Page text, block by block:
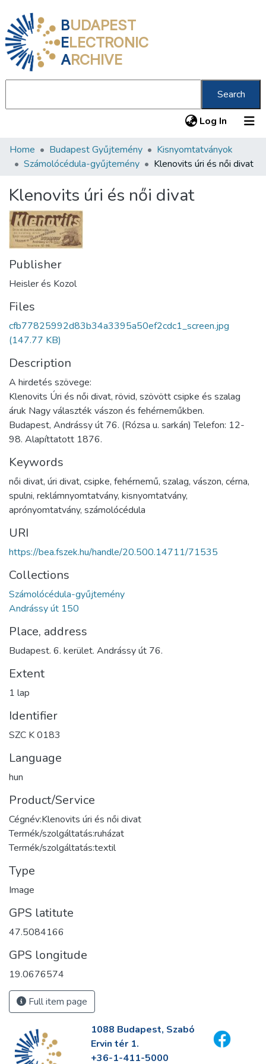
BUDAPEST
ELECTRONIC
ARCHIVE
Search
Log In (current)
Communities & Collections
Statistics
About us
Home Budapest Gyűjtemény
Kisnyomtatványok
Számolócédula-gyűjtemény
Klenovits úri és női divat
Klenovits úri és női divat
Publisher
Heisler és Kozol
Files
cfb77825992d83b34a3395a50ef2cdc1_screen.jpg
(147.77 KB)
Description
A hirdetés szövege:
Klenovits Úri és női divat, rövid, szövött csipke és szalag
áruk Nagy választék vászon és fehérneműkben.
Budapest, Andrássy út 76. (Rózsa u. sarkán) Telefon: 12-
98. Alapíttatott 1876.
Keywords
női divat, úri divat, csipke, fehérnemű, szalag, vászon, cérna,
spulni, reklámnyomtatvány, kisnyomtatvány,
aprónyomtatvány, számolócédula
URI
https://bea.fszek.hu/handle/20.500.14711/71535
Collections
Számolócédula-gyűjtemény
Andrássy út 150
Place, address
Budapest. 6. kerület. Andrássy út 76.
Extent
1 lap
Identifier
SZC K 0183
Language
hun
Product/Service
Cégnév:Klenovits úri és női divat
Termék/szolgáltatás:ruházat
Termék/szolgáltatás:textil
Type
Image
GPS latitute
47.5084166
GPS longitude
19.0676574
Full item page
1088 Budapest, Szabó
Ervin tér 1.
+36-1-411-5000